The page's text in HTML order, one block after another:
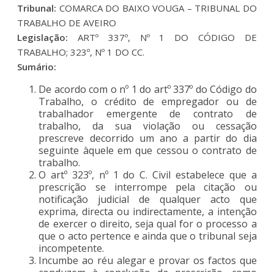
Tribunal: COMARCA DO BAIXO VOUGA – TRIBUNAL DO
TRABALHO DE AVEIRO
Legislação: ARTº 337º, Nº 1 DO CÓDIGO DE
TRABALHO; 323º, Nº 1 DO CC.
Sumário:
De acordo com o nº 1 do artº 337º do Código do
Trabalho, o crédito de empregador ou de
trabalhador emergente de contrato de
trabalho, da sua violação ou cessação
prescreve decorrido um ano a partir do dia
seguinte àquele em que cessou o contrato de
trabalho.
O artº 323º, nº 1 do C. Civil estabelece que a
prescrição se interrompe pela citação ou
notificação judicial de qualquer acto que
exprima, directa ou indirectamente, a intenção
de exercer o direito, seja qual for o processo a
que o acto pertence e ainda que o tribunal seja
incompetente.
Incumbe ao réu alegar e provar os factos que